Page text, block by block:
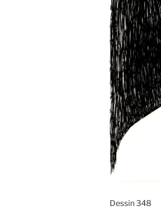
Dessin 348